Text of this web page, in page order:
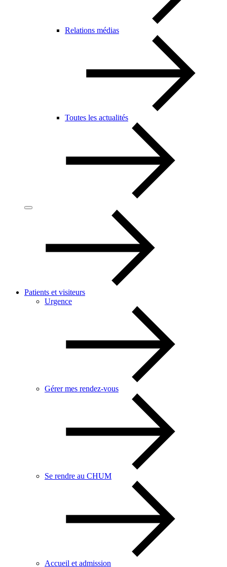
Relations médias
Toutes les actualités
Patients et visiteurs
Urgence
Gérer mes rendez-vous
Se rendre au CHUM
Accueil et admission